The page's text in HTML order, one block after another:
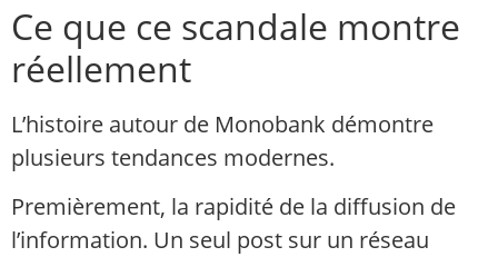
Ce que ce scandale montre
réellement
L’histoire autour de Monobank démontre
plusieurs tendances modernes.
Premièrement, la rapidité de la diffusion de
l’information. Un seul post sur un réseau